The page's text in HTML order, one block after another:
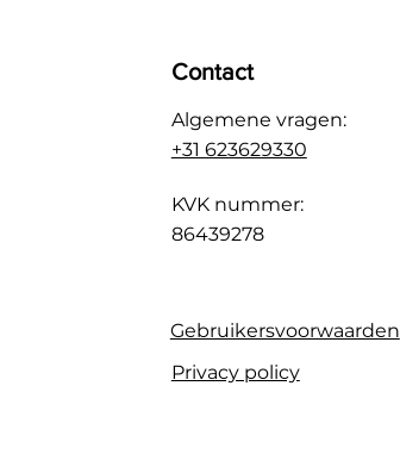
Contact
Algemene vragen:
+31 623629330
KVK nummer:
86439278
Gebruikersvoorwaarden
Privacy policy